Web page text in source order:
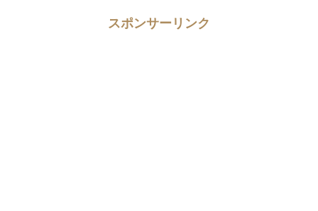
スポンサーリンク